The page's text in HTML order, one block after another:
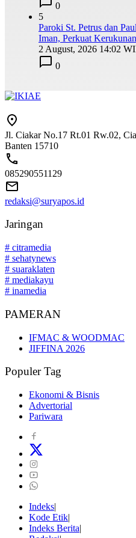
0
5
Paroki St. Petrus dan
Iman, Perkuat
2 August, 2026 14:02
0
Jl. Ciakar No.17 Rt.01 Rw.02,
Banten 15710
085290551129
redaksi@suryapos.id
Jaringan
# citramedia
# sehatynews
# suaraklaten
# mediakayu
# inamedia
PAMERAN
IFMAC & WOODMAC
JIFFINA 2026
Populer Tag
Ekonomi & Bisnis
Advertorial
Pariwara
Indeks
Kode Etik
Indeks Berita